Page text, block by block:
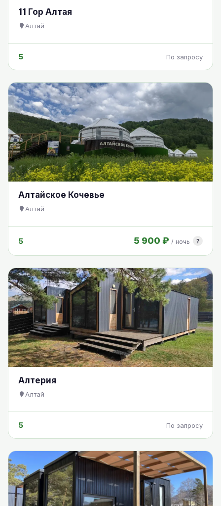
11 Гор Алтая
Алтай
5 По запросу
Алтайское Кочевье
Алтай
5 5 900 ₽ / ночь ?
Алтерия
Алтай
5 По запросу